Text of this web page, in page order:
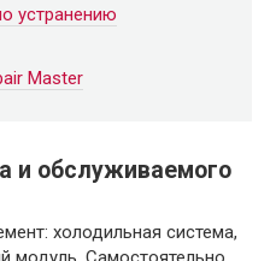
устранению
Master
и обслуживаемого
холодильная система,